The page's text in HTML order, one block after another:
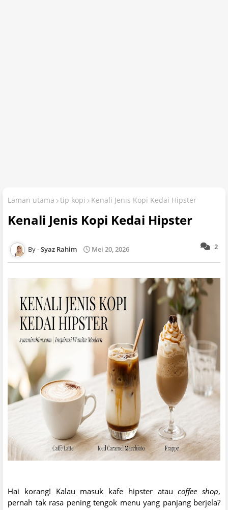
Laman utama tip kopi Kenali Jenis Kopi Kedai Hipster
Kenali Jenis Kopi Kedai Hipster
2
Syaz Rahim Mei 20, 2026
Hai korang! Kalau masuk kafe hipster ataucoffee shop,
pernah tak rasa pening tengok menu yang panjang berjela?